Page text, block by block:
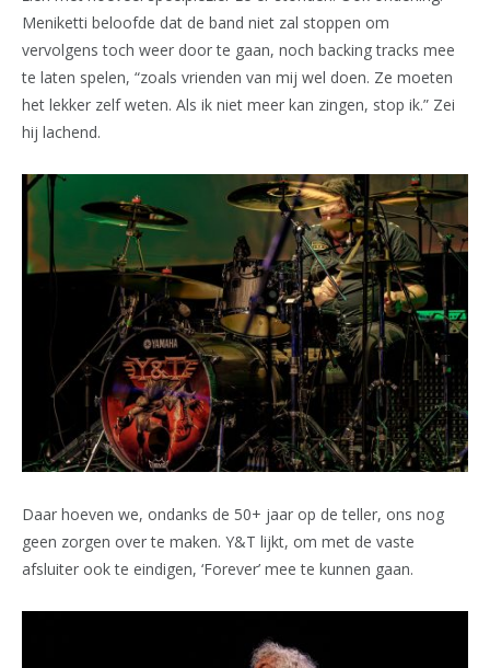
Meniketti beloofde dat de band niet zal stoppen om
vervolgens toch weer door te gaan, noch backing tracks mee
te laten spelen, “zoals vrienden van mij wel doen. Ze moeten
het lekker zelf weten. Als ik niet meer kan zingen, stop ik.” Zei
hij lachend.
Daar hoeven we, ondanks de 50+ jaar op de teller, ons nog
geen zorgen over te maken. Y&T lijkt, om met de vaste
afsluiter ook te eindigen, ‘Forever’ mee te kunnen gaan.